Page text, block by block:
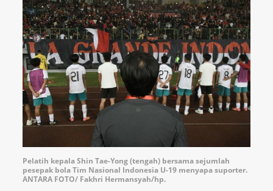
Pelatih kepala Shin Tae-Yong (tengah) bersama sejumlah
pesepak bola Tim Nasional Indonesia U-19 menyapa suporter.
ANTARA FOTO/ Fakhri Hermansyah/hp.